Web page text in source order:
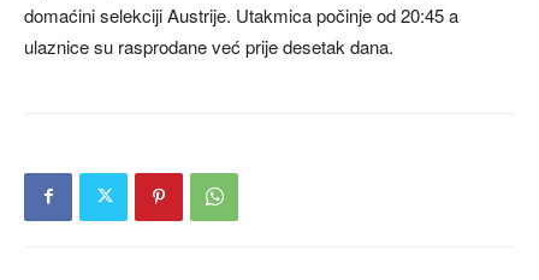
domaćini selekciji Austrije. Utakmica počinje od 20:45 a
ulaznice su rasprodane već prije desetak dana.